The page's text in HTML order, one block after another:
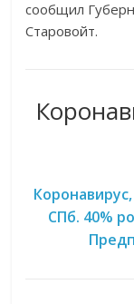
сообщил
Старовойт.
СПб. 40%